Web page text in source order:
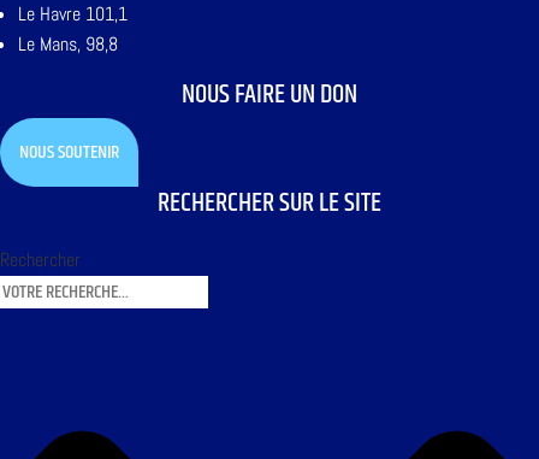
Le Havre 101,1
Le Mans, 98,8
NOUS FAIRE UN DON
NOUS SOUTENIR
RECHERCHER SUR LE SITE
Rechercher